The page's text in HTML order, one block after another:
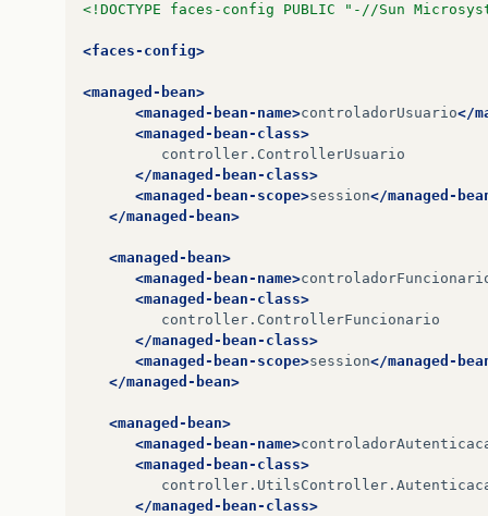
<!DOCTYPE faces-config PUBLIC "-//Sun
<faces-config>
<managed-bean>
<managed-bean-name>controladorUsuario</
<managed-bean-class>
controller.ControllerUsuario
</managed-bean-class>
<managed-bean-scope>session</managed-
</managed-bean>
<managed-bean>
<managed-bean-name>
<managed-bean-class>
controller.ControllerFuncionario
</managed-bean-class>
<managed-bean-scope>session</managed-
</managed-bean>
<managed-bean>
<managed-bean-name>
<managed-bean-class>
</managed-bean-class>